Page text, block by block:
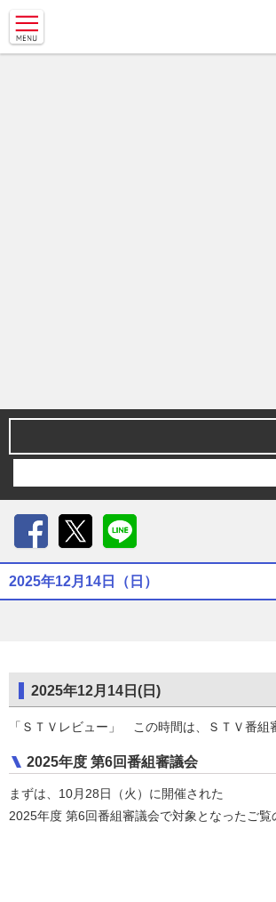
2025年12月14日（日）
2025年12月14日(日)
「ＳＴＶレビュー」 この時間は、ＳＴＶ番組
2025年度 第6回番組審議会
まずは、10月28日（火）に開催された
2025年度 第6回番組審議会で対象となったご覧